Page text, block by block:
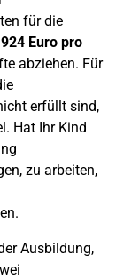
für die
924 Euro pro
abziehen. Für
erfüllt sind,
Hat Ihr Kind
zu arbeiten,
Ausbildung,